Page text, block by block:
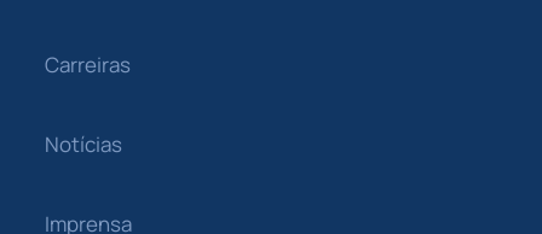
Carreiras
Notícias
Imprensa